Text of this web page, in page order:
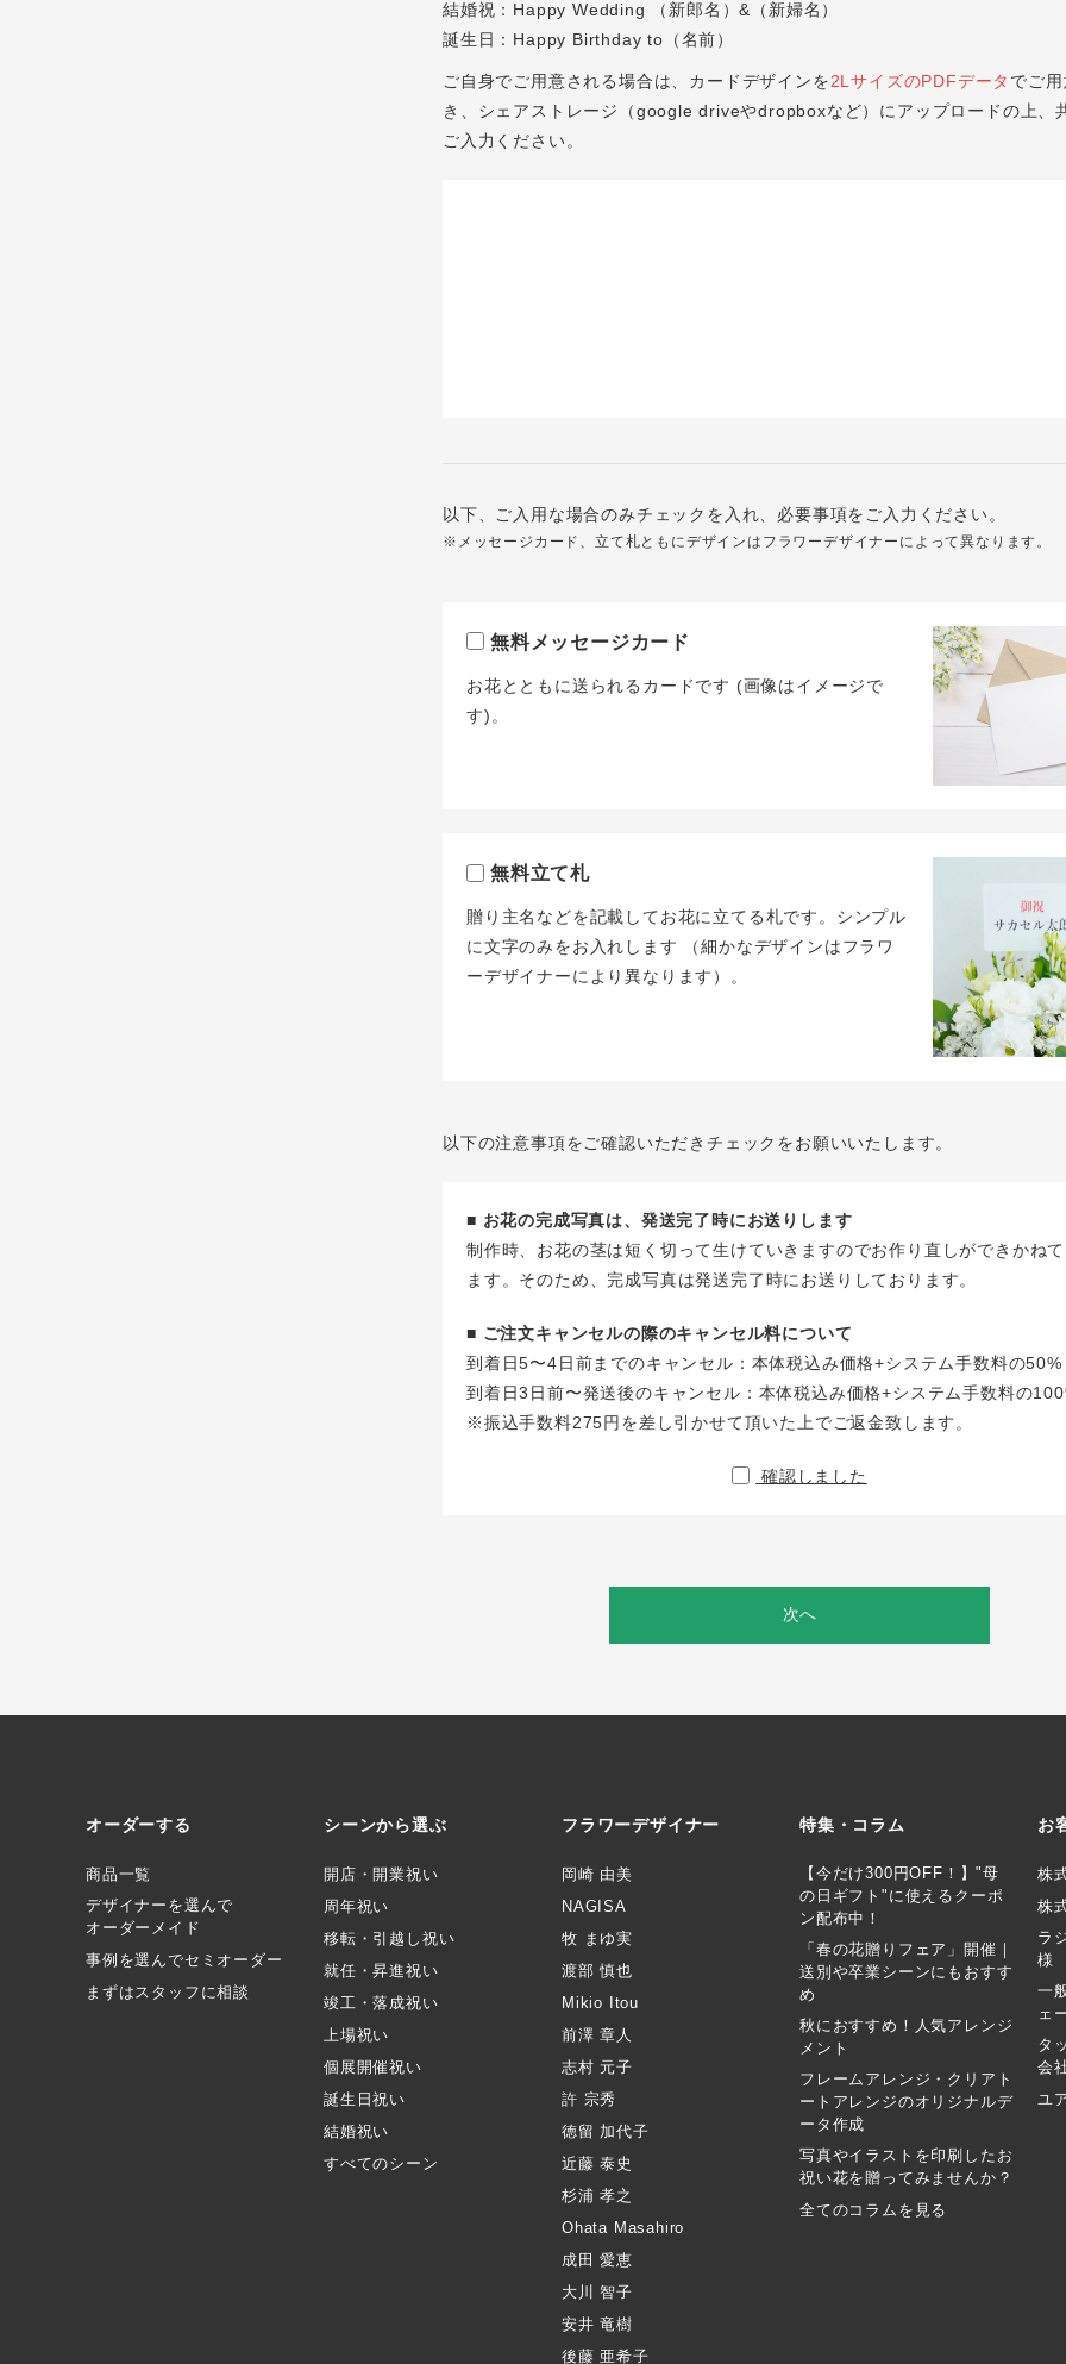
結婚祝：Happy Wedding （新郎名）&（新婦名）
誕生日：Happy Birthday to（名前）
ご自身でご用意される場合は、カードデザインを2LサイズのPDFデータ でご
き、シェアストレージ（google driveやdropboxなど）にアップロードの上、
ご入力ください。
以下、ご入用な場合のみチェックを入れ、必要事項をご入力ください。
※メッセージカード、立て札ともにデザインはフラワーデザイナーによって異なります。
無料メッセージカード
お花とともに送られるカードです (画像はイメージで
す)。
無料立て札
贈り主名などを記載してお花に立てる札です。シンプル
に文字のみをお入れします （細かなデザインはフラワ
ーデザイナーにより異なります）。
以下の注意事項をご確認いただきチェックをお願いいたします。
■ お花の完成写真は、発送完了時にお送りします
制作時、お花の茎は短く切って生けていきますのでお作り直しができかね
ます。そのため、完成写真は発送完了時にお送りしております。
■ ご注文キャンセルの際のキャンセル料について
到着日5〜4日前までのキャンセル：本体税込み価格+システム手数料の50%
到着日3日前〜発送後のキャンセル：本体税込み価格+システム手数料の
※振込手数料275円を差し引かせて頂いた上でご返金致します。
確認しました
次へ
オーダーする
商品一覧
デザイナーを選んで
オーダーメイド
事例を選んでセミオーダー
まずはスタッフに相談
シーンから選ぶ
開店・開業祝い
周年祝い
移転・引越し祝い
就任・昇進祝い
竣工・落成祝い
上場祝い
個展開催祝い
誕生日祝い
結婚祝い
すべてのシーン
フラワーデザイナー
岡崎 由美
NAGISA
牧 まゆ実
渡部 慎也
Mikio Itou
前澤 章人
志村 元子
許 宗秀
徳留 加代子
近藤 泰史
杉浦 孝之
Ohata Masahiro
成田 愛恵
大川 智子
安井 竜樹
後藤 亜希子
特集・コラム
【今だけ300円OFF！】"母
の日ギフト"に使えるクーポ
ン配布中！
「春の花贈りフェア」開催｜
送別や卒業シーンにもおすす
め
秋におすすめ！人気アレンジ
メント
フレームアレンジ・クリアト
ートアレンジのオリジナルデ
ータ作成
写真やイラストを印刷したお
祝い花を贈ってみませんか？
全てのコラムを見る
お
株
株
ラ
様
一
ェ
タ
会
ユ